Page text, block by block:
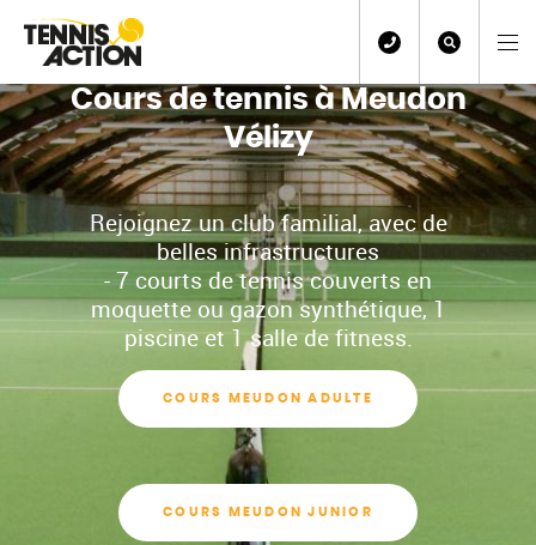
Cours de tennis à Meudon
Vélizy
Rejoignez un club familial, avec de
belles infrastructures
- 7 courts de tennis couverts en
moquette ou gazon synthétique, 1
piscine et 1 salle de fitness.
COURS MEUDON ADULTE
COURS MEUDON JUNIOR